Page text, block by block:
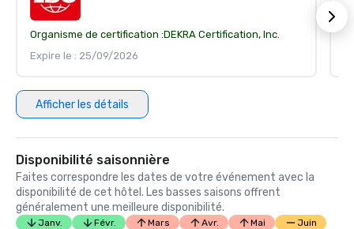
Organisme de certification :DEKRA Certification, Inc.
Expire le : 25/09/2026
Afficher les détails
Disponibilité saisonnière
Faites correspondre les dates de votre événement avec la
disponibilité de cet hôtel. Les basses saisons offrent
généralement une meilleure disponibilité.
Janv. Févr. Mars Avr. Mai
Juin